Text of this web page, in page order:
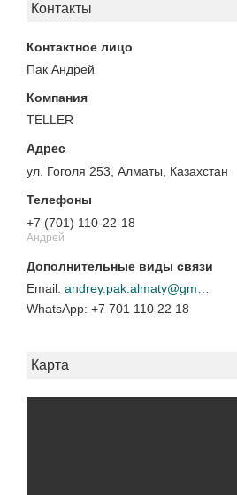
Контакты
Пак Андрей
TELLER
ул. Гоголя 253, Алматы, Казахстан
+7 (701) 110-22-18
Андрей
+7 701 110 22 18
Карта